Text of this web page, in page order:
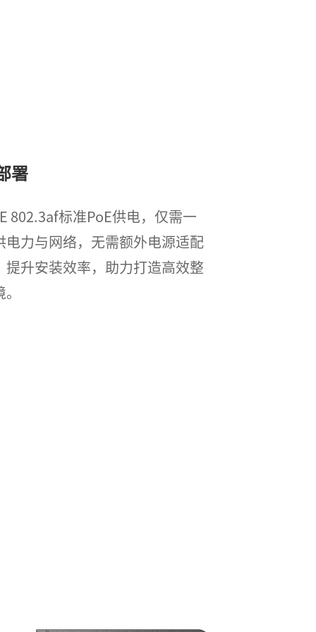
署
802.3af标准PoE供电，仅需一
电力与网络，无需额外电源适配
提升安装效率，助力打造高效整